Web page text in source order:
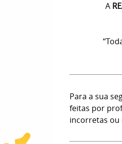
A
Para a sua
feitas por
incorretas ou